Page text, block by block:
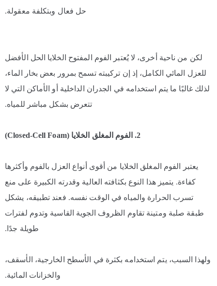
حل فعال وبتكلفة معقولة.
لكن من ناحية أخرى، لا يُعتبر الفوم المفتوح الخلايا الحل الأفضل
للعزل المائي الكامل، إذ إن تركيبته تسمح بمرور بعض بخار الماء،
لذلك غالبًا ما يتم استخدامه في الجدران الداخلية أو الأماكن التي لا
تتعرض بشكل مباشر للمياه.
2. الفوم المغلق الخلايا (Closed-Cell Foam)
يعتبر الفوم المغلق الخلايا من أقوى أنواع العزل بالفوم وأكثرها
كفاءة. يتميز هذا النوع بكثافته العالية وقدرته الكبيرة على منع
تسرب الحرارة والمياه في الوقت نفسه. فعند تطبيقه، يشكل
طبقة صلبة ومتينة تقاوم الظروف الجوية القاسية وتدوم لفترات
طويلة جدًا.
ولهذا السبب، يتم استخدامه بكثرة في الأسطح الخارجية، الأسقف،
والخزانات المائية.